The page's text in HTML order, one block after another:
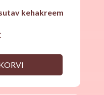
kehakreem